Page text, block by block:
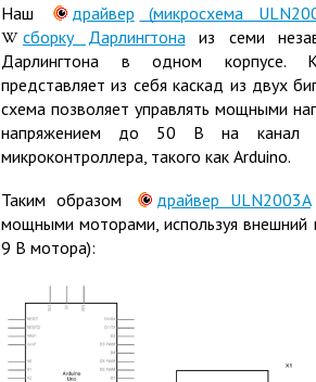
Наш драйвер (микросхема
сборку Дарлингтона из семи
Дарлингтона в одном корпусе.
представляет из себя каскад из двух
схема позволяет управлять мощными
напряжением до 50 В на канал
микроконтроллера, такого как Arduino.
Таким образом драйвер ULN2003A
мощными моторами, используя внешний
9 В мотора):